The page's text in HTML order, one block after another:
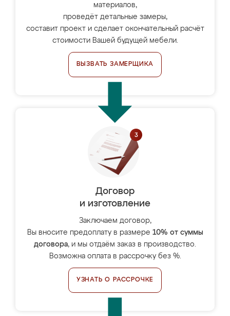
материалов,
проведёт детальные замеры,
составит проект и сделает окончательный расчёт
стоимости Вашей будущей мебели.
ВЫЗВАТЬ ЗАМЕРЩИКА
Договор
и изготовление
Заключаем договор,
Вы вносите предоплату в размере 10% от суммы
договора, и мы отдаём заказ в производство.
Возможна оплата в рассрочку без %.
УЗНАТЬ О РАССРОЧКЕ